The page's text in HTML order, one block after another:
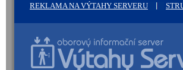
REKLAMA NA VÝTAHY SERVERU